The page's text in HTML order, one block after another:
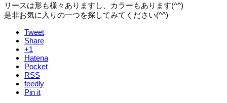
リースは形も様々ありますし、カラーもあります(^^)
是非お気に入りの一つを探してみてください(^^)
Tweet
Share
+1
Hatena
Pocket
RSS
feedly
Pin it